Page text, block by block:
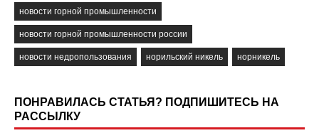
новости горной промышленности
новости горной промышленности россии
новости недропользования норильский никель норникель
ПОНРАВИЛАСЬ СТАТЬЯ? ПОДПИШИТЕСЬ НА
РАССЫЛКУ